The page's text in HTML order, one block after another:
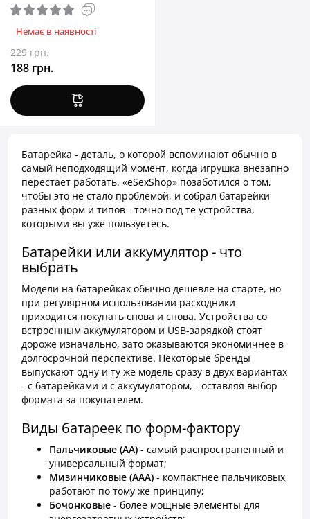
Немає в наявності
229 грн.
188 грн.
Батарейка - деталь, о которой вспоминают обычно в
самый неподходящий момент, когда игрушка внезапно
перестает работать. «eSexShop» позаботился о том,
чтобы это не стало проблемой, и собрал батарейки
разных форм и типов - точно под те устройства,
которыми вы уже пользуетесь.
Батарейки или аккумулятор - что
выбрать
Модели на батарейках обычно дешевле на старте, но
при регулярном использовании расходники
приходится покупать снова и снова. Устройства со
встроенным аккумулятором и USB-зарядкой стоят
дороже изначально, зато оказываются экономичнее в
долгосрочной перспективе. Некоторые бренды
выпускают одну и ту же модель сразу в двух вариантах
- с батарейками и с аккумулятором, - оставляя выбор
формата за покупателем.
Виды батареек по форм-фактору
Пальчиковые (АА) - самый распространенный и
универсальный формат;
Мизинчиковые (ААА) - компактнее пальчиковых,
работают по тому же принципу;
Бочонковые - более мощные элементы для